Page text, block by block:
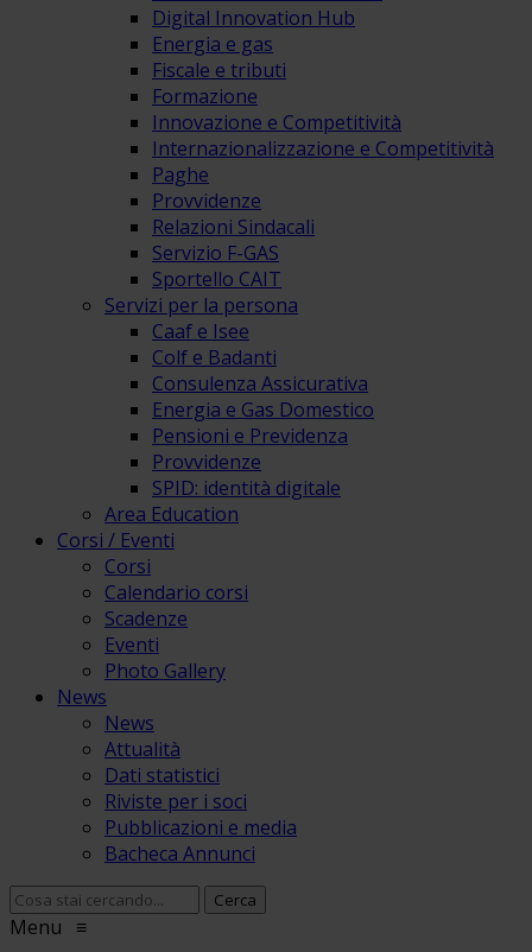
Digital Innovation Hub
Energia e gas
Fiscale e tributi
Formazione
Innovazione e Competitività
Internazionalizzazione e Competitività
Paghe
Provvidenze
Relazioni Sindacali
Servizio F-GAS
Sportello CAIT
Servizi per la persona
Caaf e Isee
Colf e Badanti
Consulenza Assicurativa
Energia e Gas Domestico
Pensioni e Previdenza
Provvidenze
SPID: identità digitale
Area Education
Corsi / Eventi
Corsi
Calendario corsi
Scadenze
Eventi
Photo Gallery
News
News
Attualità
Dati statistici
Riviste per i soci
Pubblicazioni e media
Bacheca Annunci
Menu ≡